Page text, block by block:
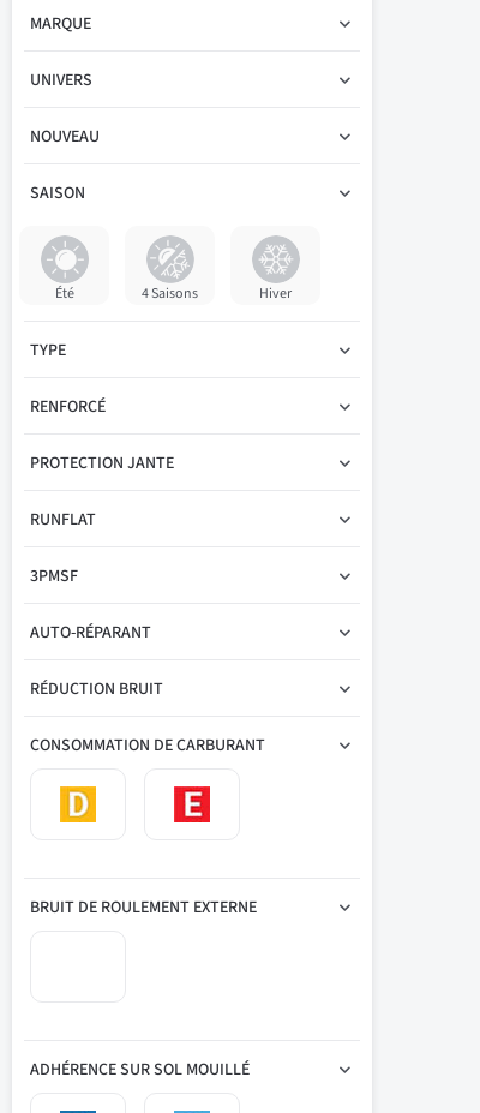
MARQUE
UNIVERS
NOUVEAU
SAISON
Été 4 Saisons Hiver
TYPE
RENFORCÉ
PROTECTION JANTE
RUNFLAT
3PMSF
AUTO-RÉPARANT
RÉDUCTION BRUIT
CONSOMMATION DE CARBURANT
BRUIT DE ROULEMENT EXTERNE
ADHÉRENCE SUR SOL MOUILLÉ